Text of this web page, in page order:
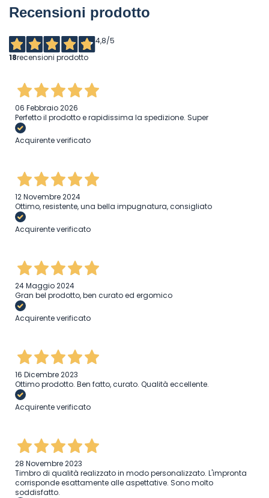
Recensioni prodotto
4,8/5
18recensioni prodotto
06 Febbraio 2026
Perfetto il prodotto e rapidissima la spedizione. Super
Acquirente verificato
12 Novembre 2024
Ottimo, resistente, una bella impugnatura, consigliato
Acquirente verificato
24 Maggio 2024
Gran bel prodotto, ben curato ed ergomico
Acquirente verificato
16 Dicembre 2023
Ottimo prodotto. Ben fatto, curato. Qualità eccellente.
Acquirente verificato
28 Novembre 2023
Timbro di qualità realizzato in modo personalizzato. L'impronta
corrisponde esattamente alle aspettative. Sono molto
soddisfatto.